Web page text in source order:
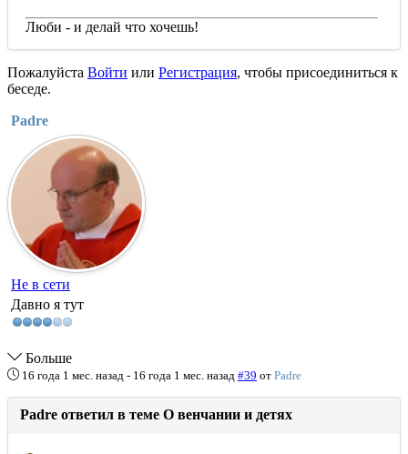
Люби - и делай что хочешь!
Пожалуйста Войти или Регистрация, чтобы присоединиться к
беседе.
Padre
Не в сети
Давно я тут
Больше
16 года 1 мес. назад - 16 года 1 мес. назад #39 от Padre
Padre ответил в теме О венчании и детях